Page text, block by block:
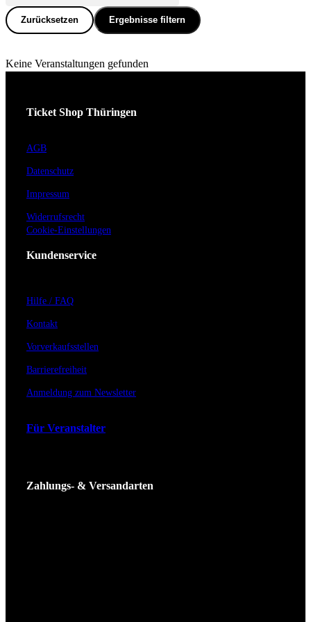
Zurücksetzen Ergebnisse filtern
Keine Veranstaltungen gefunden
Ticket Shop Thüringen
AGB
Datenschutz
Impressum
Widerrufsrecht
Cookie-Einstellungen
Kundenservice
Hilfe / FAQ
Kontakt
Vorverkaufsstellen
Barrierefreiheit
Anmeldung zum Newsletter
Für Veranstalter
Zahlungs- & Versandarten